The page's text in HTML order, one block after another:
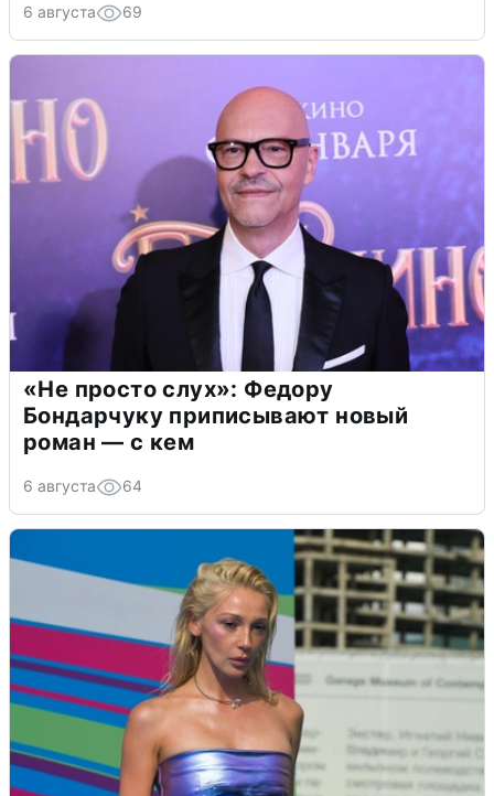
6 августа 69
«Не просто слух»: Федору
Бондарчуку приписывают новый
роман — с кем
6 августа 64